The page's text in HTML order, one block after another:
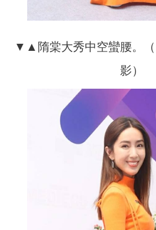
▼▲隋棠大秀中空蠻腰。
影）